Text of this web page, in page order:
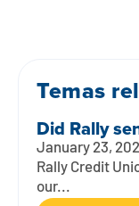
Formularios
Ofertas
Calculadoras
Banco por
Banca digital
Tarifas
Depósito
Préstamos
Temas
Did Rally
January 23,
Rally Credit
our...